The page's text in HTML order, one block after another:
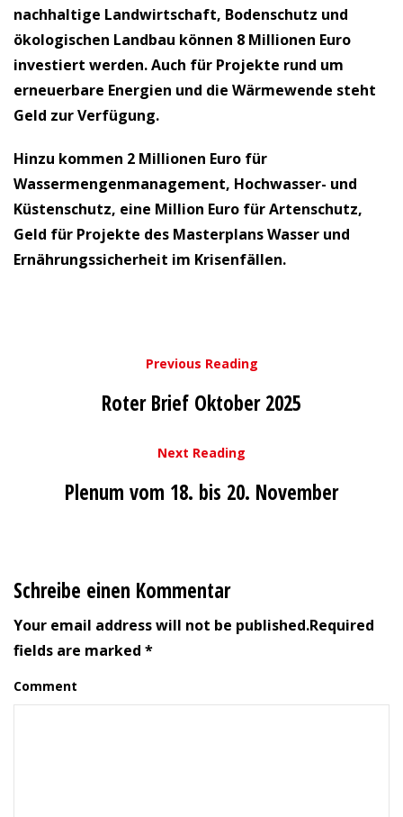
nachhaltige Landwirtschaft, Bodenschutz und
ökologischen Landbau können 8 Millionen Euro
investiert werden. Auch für Projekte rund um
erneuerbare Energien und die Wärmewende steht
Geld zur Verfügung.
Hinzu kommen 2 Millionen Euro für
Wassermengenmanagement, Hochwasser- und
Küstenschutz, eine Million Euro für Artenschutz,
Geld für Projekte des Masterplans Wasser und
Ernährungssicherheit im Krisenfällen.
Previous Reading
Roter Brief Oktober 2025
Next Reading
Plenum vom 18. bis 20. November
Schreibe einen Kommentar
Your email address will not be published.Required
fields are marked *
Comment